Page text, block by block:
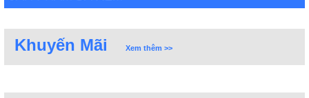
Khuyến Mãi Xem thêm >>